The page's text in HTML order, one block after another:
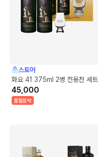
스토어
화요 41 375ml 2병 전용잔 세트
45,000
품절임박